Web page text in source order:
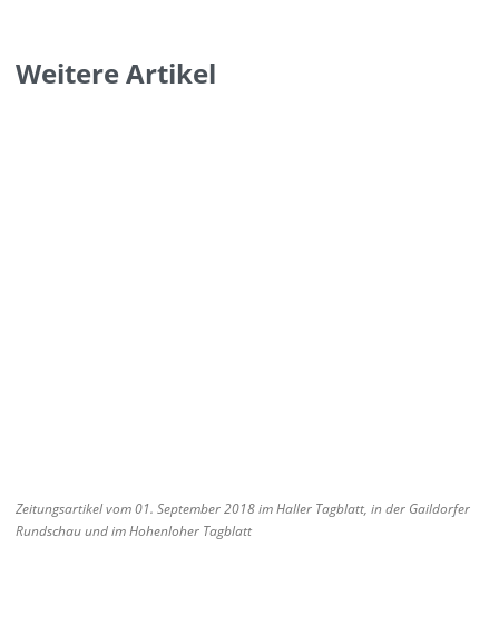
Weitere Artikel
Zeitungsartikel vom 01. September 2018 im Haller Tagblatt, in der Gaildorfer
Rundschau und im Hohenloher Tagblatt